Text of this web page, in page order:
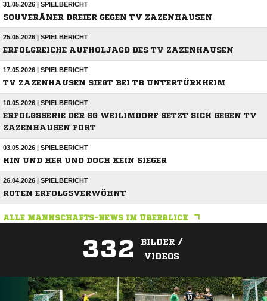
31.05.2026 | SPIELBERICHT
SOUVERÄNER DREIER GEGEN TV ZAZENHAUSEN
25.05.2026 | SPIELBERICHT
ERFOLGREICHE AUFHOLJAGD DES TV ZAZENHAUSEN
17.05.2026 | SPIELBERICHT
TV ZAZENHAUSEN SIEGT BEI TB UNTERTÜRKHEIM
10.05.2026 | SPIELBERICHT
ERFOLGSSERIE DER SG WEILIMDORF SETZT SICH GEGEN TV
ZAZENHAUSEN FORT
03.05.2026 | SPIELBERICHT
HIN UND HER UND DOCH KEIN SIEGER
26.04.2026 | SPIELBERICHT
ROTEN ERFOLGSVERWÖHNT
ALLE MANNSCHAFTS-NEWS IM ÜBERBLICK
332
BILDER /
VIDEOS